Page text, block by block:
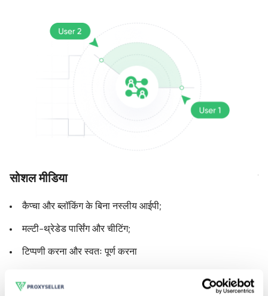
सोशल मीडिया
कैप्चा और ब्लॉकिंग के बिना नस्लीय आईपी;
मल्टी-थ्रेडेड पार्सिंग और चीटिंग;
टिप्पणी करना और स्वतः पूर्ण करना